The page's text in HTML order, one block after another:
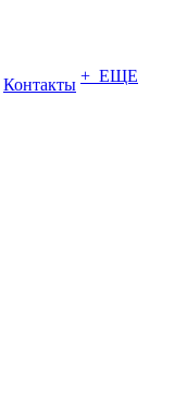
Контакты + ЕЩЕ